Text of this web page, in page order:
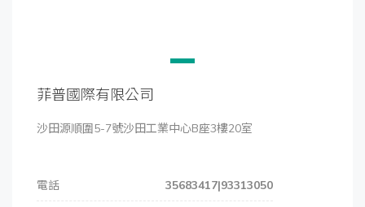
菲普國際有限公司
沙田源順圍5-7號沙田工業中心B座3樓20室
電話
35683417|93313050